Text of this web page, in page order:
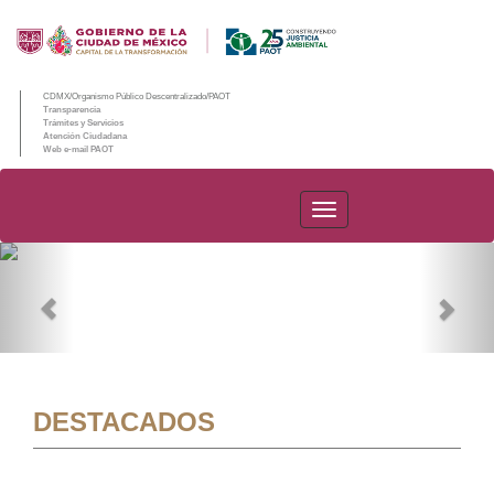
CDMX/Organismo Público Descentralizado/PAOT
Transparencia
Trámites y Servicios
Atención Ciudadana
Web e-mail PAOT
PAOT
DESTACADOS